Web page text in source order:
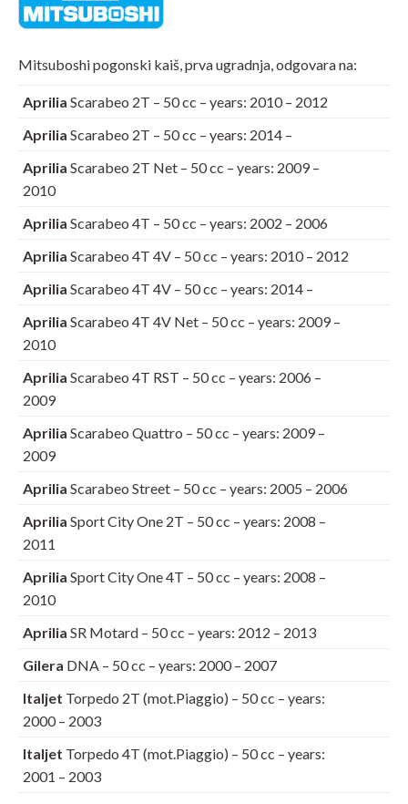
Mitsuboshi pogonski kaiš, prva ugradnja, odgovara na:
Aprilia Scarabeo 2T – 50 cc – years: 2010 – 2012
Aprilia Scarabeo 2T – 50 cc – years: 2014 –
Aprilia Scarabeo 2T Net – 50 cc – years: 2009 –
2010
Aprilia Scarabeo 4T – 50 cc – years: 2002 – 2006
Aprilia Scarabeo 4T 4V – 50 cc – years: 2010 – 2012
Aprilia Scarabeo 4T 4V – 50 cc – years: 2014 –
Aprilia Scarabeo 4T 4V Net – 50 cc – years: 2009 –
2010
Aprilia Scarabeo 4T RST – 50 cc – years: 2006 –
2009
Aprilia Scarabeo Quattro – 50 cc – years: 2009 –
2009
Aprilia Scarabeo Street – 50 cc – years: 2005 – 2006
Aprilia Sport City One 2T – 50 cc – years: 2008 –
2011
Aprilia Sport City One 4T – 50 cc – years: 2008 –
2010
Aprilia SR Motard – 50 cc – years: 2012 – 2013
Gilera DNA – 50 cc – years: 2000 – 2007
Italjet Torpedo 2T (mot.Piaggio) – 50 cc – years:
2000 – 2003
Italjet Torpedo 4T (mot.Piaggio) – 50 cc – years:
2001 – 2003